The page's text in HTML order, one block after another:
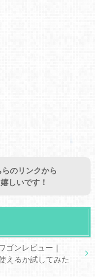
のリンクから
しいです！
ゴンレビュー｜
えるか試してみた